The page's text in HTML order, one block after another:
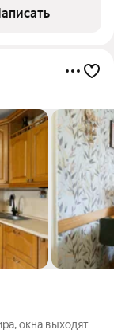
(охрана).
окна выходят